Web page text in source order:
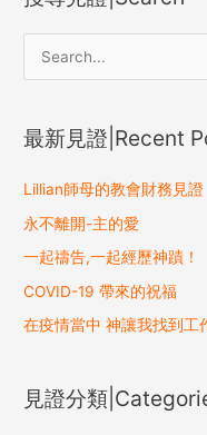
r
c
r
:
最新見證|Recent
Lillian師母的教會財務見證
永不離開-主的愛
一起禱告,一起經歷神蹟！
COVID-19 帶來的祝福
在疫情當中 神讓我找到工
見證分類